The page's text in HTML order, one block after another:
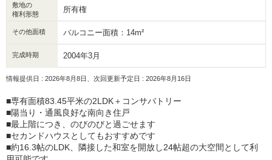
敷地の
権利形態
所有権
その他面積 バルコニー面積：14m²
完成時期 2004年3月
情報提供日 : 2026年8月8日、次回更新予定日 : 2026年8月16日
■専有面積83.45平米の2LDK＋コンサバトリー
■陽当り・通風良好な南向き住戸
■最上階につき、のびのびと過ごせます
■セカンドハウスとしてもおすすめです
■約16.3帖のLDK、隣接した和室を開放し24帖超の大空間として利